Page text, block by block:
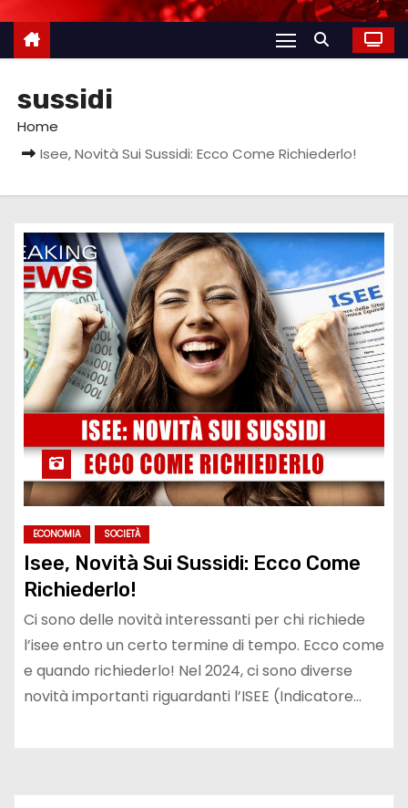
sussidi
Home
Isee, Novità Sui Sussidi: Ecco Come Richiederlo!
ECONOMIA SOCIETÀ
Isee, Novità Sui Sussidi: Ecco Come
Richiederlo!
Ci sono delle novità interessanti per chi richiede
l’isee entro un certo termine di tempo. Ecco come
e quando richiederlo! Nel 2024, ci sono diverse
novità importanti riguardanti l’ISEE (Indicatore…